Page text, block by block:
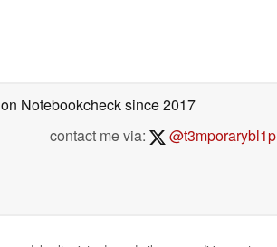
Notebookchecksince 2017
contact me via:
@t3mporarybl1p